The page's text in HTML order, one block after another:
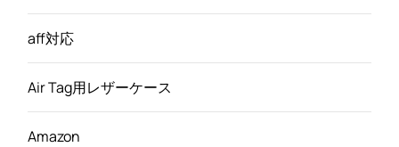
aff対応
Air Tag用レザーケース
Amazon